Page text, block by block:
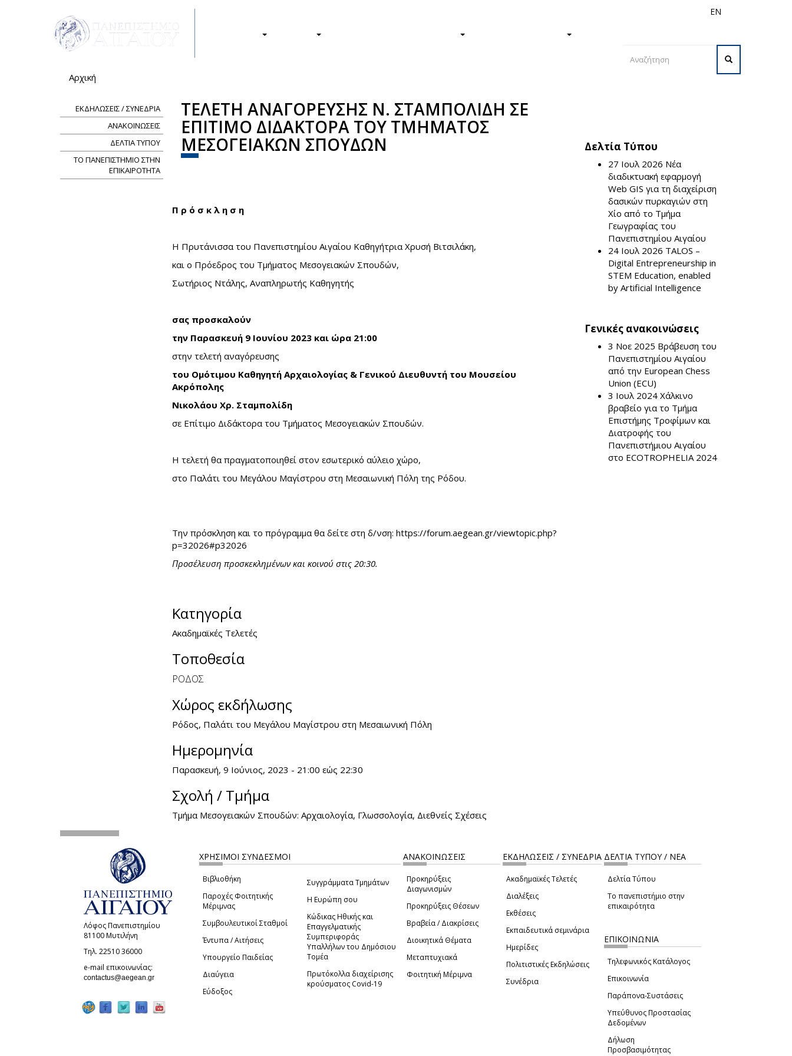
EN
Φόρμα
Είστε εδώ
Αρχική
ΤΕΛΕΤΗ ΑΝΑΓΟΡΕΥΣΗΣ Ν. ΣΤΑΜΠΟΛΙΔΗ ΣΕ
ΕΠΙΤΙΜΟ ΔΙΔΑΚΤΟΡΑ ΤΟΥ ΤΜΗΜΑΤΟΣ
ΜΕΣΟΓΕΙΑΚΩΝ ΣΠΟΥΔΩΝ
Π ρ ό σ κ λ η σ η
Η Πρυτάνισσα του Πανεπιστημίου Αιγαίου Καθηγήτρια Χρυσή Βιτσιλάκη,
και ο Πρόεδρος του Τμήματος Μεσογειακών Σπουδών,
Σωτήριος Ντάλης, Αναπληρωτής Καθηγητής
σας προσκαλούν
την Παρασκευή 9 Ιουνίου 2023 και ώρα 21:00
στην τελετή αναγόρευσης
του Ομότιμου Καθηγητή Αρχαιολογίας & Γενικού Διευθυντή του Μουσείου
Ακρόπολης
Νικολάου Χρ. Σταμπολίδη
σε Επίτιμο Διδάκτορα του Τμήματος Μεσογειακών Σπουδών.
Η τελετή θα πραγματοποιηθεί στον εσωτερικό αύλειο χώρο,
στο Παλάτι του Μεγάλου Μαγίστρου στη Μεσαιωνική Πόλη της Ρόδου.
Την πρόσκληση και το πρόγραμμα θα δείτε στη δ/νση: https://forum.aegean.gr/viewtopic.php?
p=32026#p32026
Προσέλευση προσκεκλημένων και κοινού στις 20:30.
Κατηγορία
Ακαδημαϊκές Τελετές
Τοποθεσία
ΡΟΔΟΣ
Χώρος εκδήλωσης
Ρόδος, Παλάτι του Μεγάλου Μαγίστρου στη Μεσαιωνική Πόλη
Ημερομηνία
Παρασκευή, 9 Ιούνιος, 2023 - 21:00 εώς 22:30
Σχολή / Τμήμα
Τμήμα Μεσογειακών Σπουδών: Αρχαιολογία, Γλωσσολογία, Διεθνείς Σχέσεις
ΕΚΔΗΛΩΣΕΙΣ / ΣΥΝΕΔΡΙΑ
ΑΝΑΚΟΙΝΩΣΕΙΣ
ΔΕΛΤΙΑ ΤΥΠΟΥ
ΤΟ ΠΑΝΕΠΙΣΤΗΜΙΟ ΣΤΗΝ
ΕΠΙΚΑΙΡΟΤΗΤΑ
Δελτία Τύπου
27 Ιουλ 2026 Νέα
διαδικτυακή εφαρμογή
Web GIS για τη διαχείριση
δασικών πυρκαγιών στη
Χίο από το Τμήμα
Γεωγραφίας του
Πανεπιστημίου Αιγαίου
24 Ιουλ 2026 TALOS –
Digital Entrepreneurship in
STEM Education, enabled
by Artificial Intelligence
Γενικές ανακοινώσεις
3 Νοε 2025 Βράβευση του
Πανεπιστημίου Αιγαίου
από την European Chess
Union (ECU)
3 Ιουλ 2024 Χάλκινο
βραβείο για το Τμήμα
Επιστήμης Τροφίμων και
Διατροφής του
Πανεπιστήμιου Αιγαίου
στο ECOTROPHELIA 2024
Λόφος Πανεπιστημίου
81100 Μυτιλήνη
Τηλ. 22510 36000
e-mail επικοινωνίας:
contactus@aegean.gr (link sends e-mail)
ΧΡΗΣΙΜΟΙ ΣΥΝΔΕΣΜΟΙ
Βιβλιοθήκη
Παροχές Φοιτητικής
Μέριμνας
Συμβουλευτικοί Σταθμοί
Έντυπα / Αιτήσεις
Υπουργείο Παιδείας
Διαύγεια
Εύδοξος
Συγγράμματα Τμημάτων
Η Ευρώπη σου
Κώδικας Ηθικής και
Επαγγελματικής
Συμπεριφοράς
Υπαλλήλων του Δημόσιου
Τομέα
Πρωτόκολλα διαχείρισης
κρούσματος Covid-19
ΑΝΑΚΟΙΝΩΣΕΙΣ
Προκηρύξεις
Διαγωνισμών
Προκηρύξεις Θέσεων
Βραβεία / Διακρίσεις
Διοικητικά Θέματα
Μεταπτυχιακά
Φοιτητική Μέριμνα
ΕΚΔΗΛΩΣΕΙΣ / ΣΥΝΕΔΡΙΑ
Ακαδημαϊκές Τελετές
Διαλέξεις
Εκθέσεις
Εκπαιδευτικά σεμινάρια
Ημερίδες
Πολιτιστικές Εκδηλώσεις
Συνέδρια
ΔΕΛΤΙΑ ΤΥΠΟΥ / ΝΕΑ
Δελτία Τύπου
Το πανεπιστήμιο στην
επικαιρότητα
ΕΠΙΚΟΙΝΩΝΙΑ
Τηλεφωνικός Κατάλογος
Επικοινωνία
Παράπονα-Συστάσεις
Υπεύθυνος Προστασίας
Δεδομένων
Δήλωση
Προσβασιμότητας